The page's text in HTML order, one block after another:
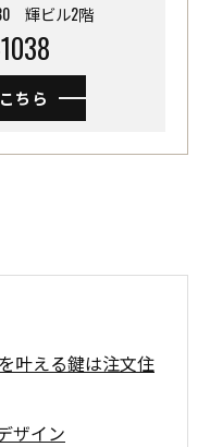
輝ビル2階
ちら
叶える鍵は注文住
ザイン